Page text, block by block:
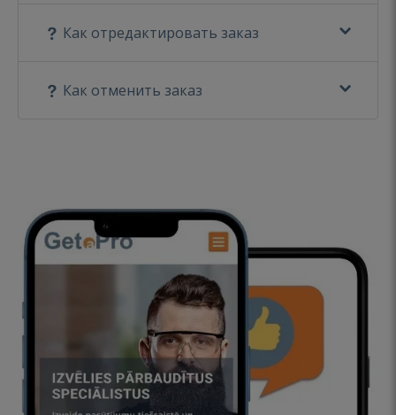
Как отредактировать заказ
Как отменить заказ